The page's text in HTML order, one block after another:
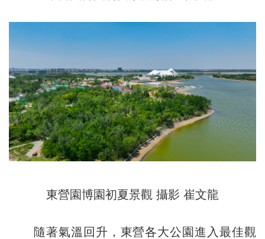
東營園博園初夏景觀 攝影 崔文龍
隨著氣溫回升，東營各大公園進入最佳觀